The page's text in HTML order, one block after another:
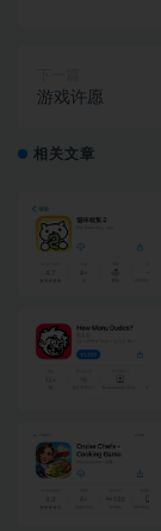
游戏许愿
相关文章